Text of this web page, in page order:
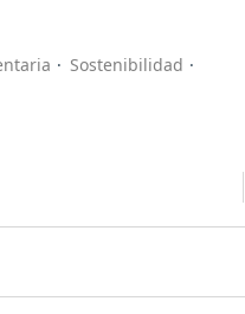
Sostenibilidad